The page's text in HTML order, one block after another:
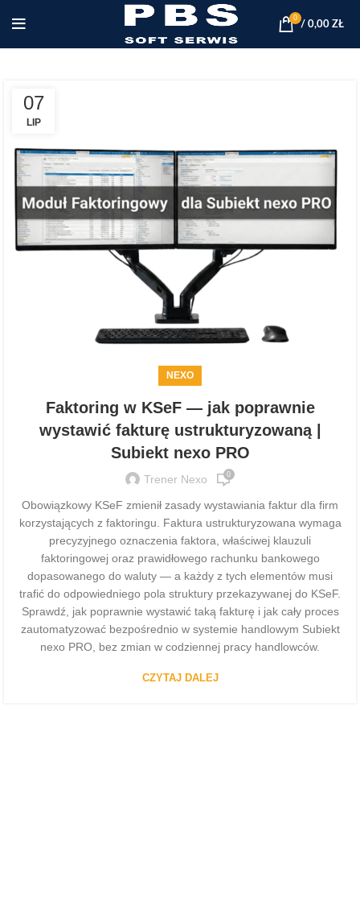
0
/ 0,00 ZŁ
07
LIP
NEXO
Faktoring w KSeF — jak poprawnie
wystawić fakturę ustrukturyzowaną |
Subiekt nexo PRO
Trener Nexo 0
Obowiązkowy KSeF zmienił zasady wystawiania faktur dla firm
korzystających z faktoringu. Faktura ustrukturyzowana wymaga
precyzyjnego oznaczenia faktora, właściwej klauzuli
faktoringowej oraz prawidłowego rachunku bankowego
dopasowanego do waluty — a każdy z tych elementów musi
trafić do odpowiedniego pola struktury przekazywanej do KSeF.
Sprawdź, jak poprawnie wystawić taką fakturę i jak cały proces
zautomatyzować bezpośrednio w systemie handlowym Subiekt
nexo PRO, bez zmian w codziennej pracy handlowców.
CZYTAJ DALEJ